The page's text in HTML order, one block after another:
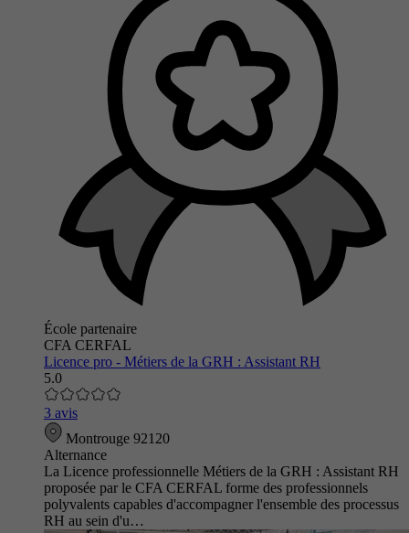
École partenaire
CFA CERFAL
Licence pro - Métiers de la GRH : Assistant RH
5.0
3 avis
Montrouge 92120
Alternance
La Licence professionnelle Métiers de la GRH : Assistant RH
proposée par le CFA CERFAL forme des professionnels
polyvalents capables d'accompagner l'ensemble des processus
RH au sein d'u…